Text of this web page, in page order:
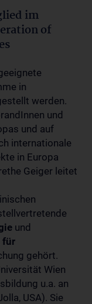
im
of
in
werden.
und
und auf
internationale
in Europa
Geiger leitet
und
für
gehört.
Wien
u.a. an
USA). Sie